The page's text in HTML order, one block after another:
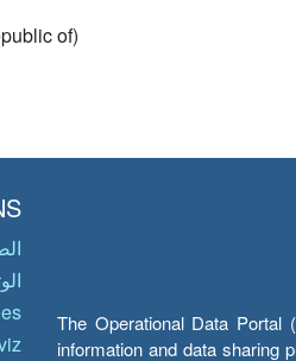
of)
The Operational Data Portal
information and data sharing